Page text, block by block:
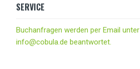
SERVICE
Buchanfragen werden per Email unter
info@cobula.de beantwortet.